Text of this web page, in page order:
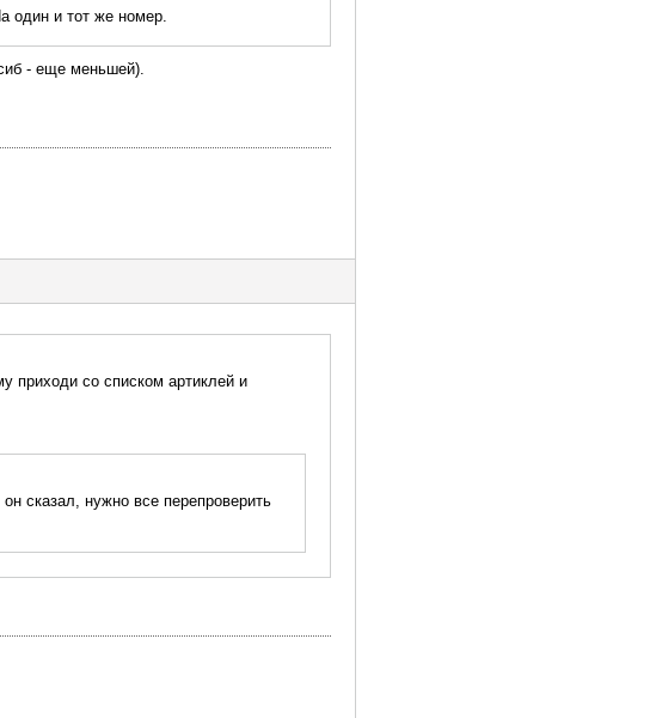
один и тот же номер.
- еще меньшей).
приходи со списком артиклей и
сказал, нужно все перепроверить